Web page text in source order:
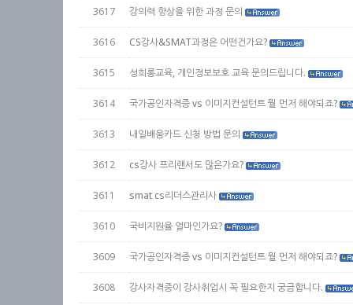
3617 강의력 향상을 위한 과정 문의
3616 CS강사&SMAT과정은 어떤건가요?
3615 성희롱교육, 개인정보보호 교육 문의드립니다.
3614 국가공인자격증 vs 이미지컨설턴트 뭘 먼저 해야되죠?
3613 내일배움카드 신청 방법 문의
3612 cs강사 프리랜서도 많은가요?
3611 smat cs리더스관리사
3610 국비지원율 얼마인가요?
3609 국가공인자격증 vs 이미지컨설턴트 뭘 먼저 해야되죠?
3608 강사자격증이 강사취업시 꼭 필요한지 궁금합니다.